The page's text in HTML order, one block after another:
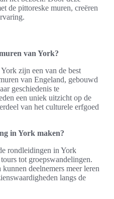
de pittoreske muren, creëren
van York?
zijn een van de best
van Engeland, gebouwd
geschiedenis te
een uniek uitzicht op de
van het culturele erfgoed
in York maken?
rondleidingen in York
tot groepswandelingen.
deelnemers meer leren
langs de